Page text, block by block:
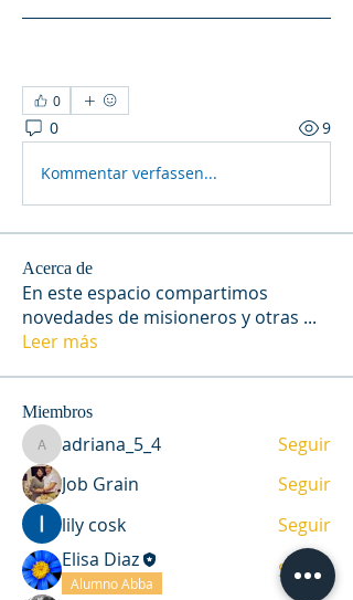
0
0 9
Kommentar verfassen...
Acerca de
En este espacio compartimos
novedades de misioneros y otras ...
Leer más
Miembros
adriana_5_4
adriana_5_4
Seguir
Job Grain
Seguir
lily cosk
Seguir
Elisa Diaz
Alumno Abba
Seguir